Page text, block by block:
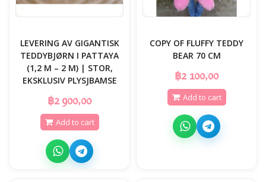
LEVERING AV GIGANTISK
TEDDYBJØRN I PATTAYA
(1,2 M – 2 M) | STOR,
EKSKLUSIV PLYSJBAMSE
฿2 900,00
Add to cart
COPY OF FLUFFY TEDDY
BEAR 70 CM
฿2 100,00
Add to cart